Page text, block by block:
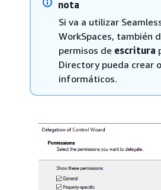
nota
Si va a utilizar
WorkSpaces, también
permisos de escritura
Directory pueda crear
informáticos.